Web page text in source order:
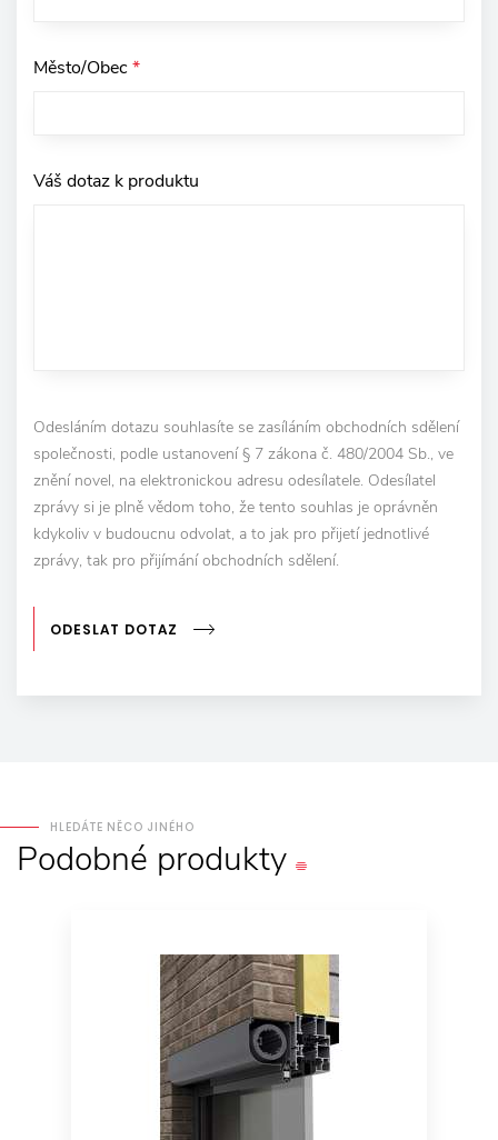
Město/Obec*
Váš dotaz k produktu
Odesláním dotazu souhlasíte se zasíláním obchodních sdělení
společnosti, podle ustanovení § 7 zákona č. 480/2004 Sb., ve
znění novel, na elektronickou adresu odesílatele. Odesílatel
zprávy si je plně vědom toho, že tento souhlas je oprávněn
kdykoliv v budoucnu odvolat, a to jak pro přijetí jednotlivé
zprávy, tak pro přijímání obchodních sdělení.
ODESLAT DOTAZ
HLEDÁTE NĚCO JINÉHO
Podobné produkty